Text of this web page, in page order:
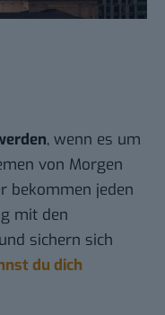
, wenn es um
von Morgen
bekommen jeden
mit den
sichern sich
du dich